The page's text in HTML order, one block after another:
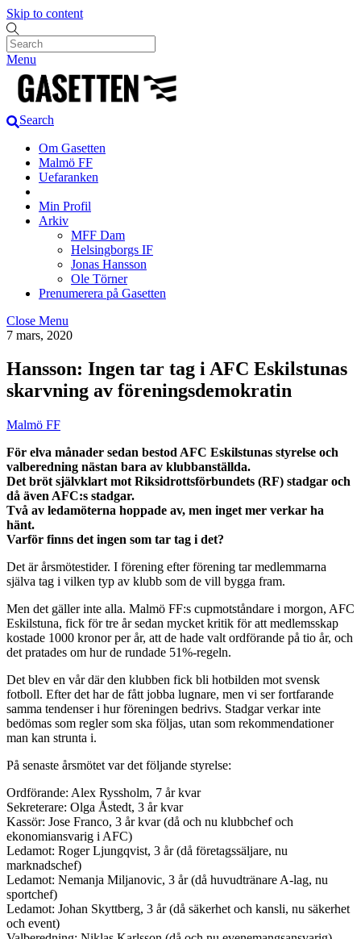
Skip to content
Menu
Search
Om Gasetten
Malmö FF
Uefaranken
Min Profil
Arkiv
MFF Dam
Helsingborgs IF
Jonas Hansson
Ole Törner
Prenumerera på Gasetten
Close Menu
7 mars, 2020
Hansson: Ingen tar tag i AFC Eskilstunas
skarvning av föreningsdemokratin
Malmö FF
För elva månader sedan bestod AFC Eskilstunas styrelse och
valberedning nästan bara av klubbanställda.
Det bröt självklart mot Riksidrottsförbundets (RF) stadgar och
då även AFC:s stadgar.
Två av ledamöterna hoppade av, men inget mer verkar ha
hänt.
Varför finns det ingen som tar tag i det?
Det är årsmötestider. I förening efter förening tar medlemmarna
själva tag i vilken typ av klubb som de vill bygga fram.
Men det gäller inte alla. Malmö FF:s cupmotståndare i morgon, AFC
Eskilstuna, fick för tre år sedan mycket kritik för att medlemsskap
kostade 1000 kronor per år, att de hade valt ordförande på tio år, och
det pratades om hur de rundade 51%-regeln.
Det blev en vår där den klubben fick bli hotbilden mot svensk
fotboll. Efter det har de fått jobba lugnare, men vi ser fortfarande
samma tendenser i hur föreningen bedrivs. Stadgar verkar inte
bedömas som regler som ska följas, utan som rekommendationer
man kan strunta i.
På senaste årsmötet var det följande styrelse:
Ordförande: Alex Ryssholm, 7 år kvar
Sekreterare: Olga Åstedt, 3 år kvar
Kassör: Jose Franco, 3 år kvar (då och nu klubbchef och
ekonomiansvarig i AFC)
Ledamot: Roger Ljungqvist, 3 år (då företagssäljare, nu
marknadschef)
Ledamot: Nemanja Miljanovic, 3 år (då huvudtränare A-lag, nu
sportchef)
Ledamot: Johan Skyttberg, 3 år (då säkerhet och kansli, nu säkerhet
och event)